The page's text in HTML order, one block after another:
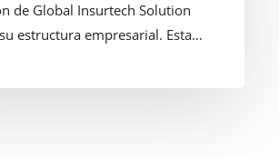
de Global Insurtech Solution
estructura empresarial. Esta…